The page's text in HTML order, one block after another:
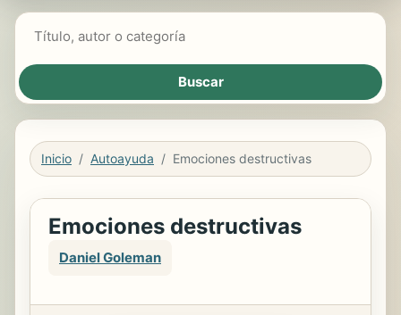
Inicio Autoayuda Emociones destructivas
Emociones destructivas
Daniel Goleman